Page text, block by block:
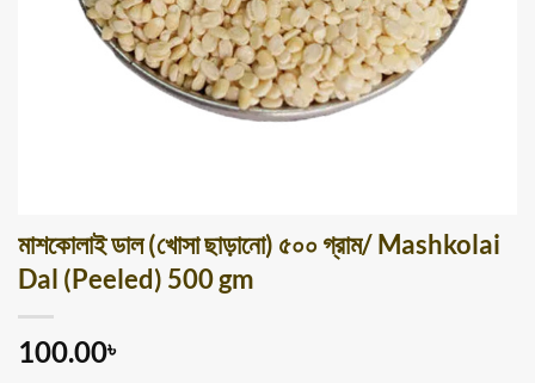
মাশকোলাই ডাল (খোসা ছাড়ানো) ৫০০ গ্রাম/ Mashkolai
Dal (Peeled) 500 gm
100.00৳